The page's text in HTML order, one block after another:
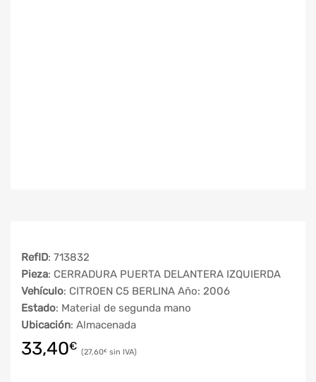
RefID: 713832
Pieza: CERRADURA PUERTA DELANTERA IZQUIERDA
Vehículo: CITROEN C5 BERLINA Año: 2006
Estado: Material de segunda mano
Ubicación: Almacenada
33,40€ 27,60€